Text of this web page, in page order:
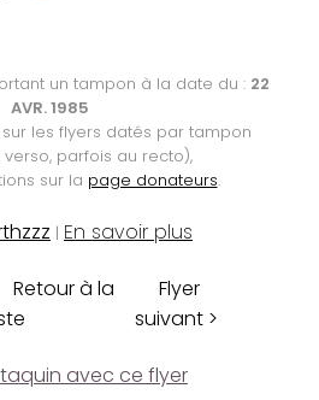
un tampon à la date du : 22
AVR. 1985
les flyers datés par tampon
parfois au recto),
sur la page donateurs.
| En savoir plus
Retour à la
Flyer
suivant >
avec ce flyer